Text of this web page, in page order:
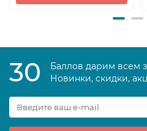
30
Баллов дарим всем
Новинки, скидки,